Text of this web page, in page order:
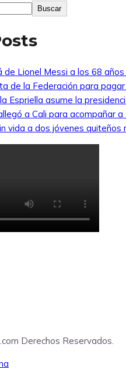
Buscar
de Lionel Messi a los 68
de la Federación para
Espriella asume la
a Cali para acompañar
vida a dos jóvenes
Derechos Reservados.